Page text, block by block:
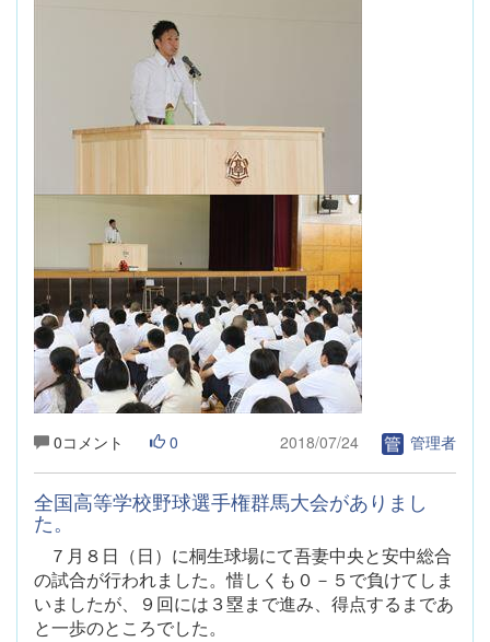
0コメント 0 2018/07/24 管理者
全国高等学校野球選手権群馬大会がありまし
た。
７月８日（日）に桐生球場にて吾妻中央と安中総合
の試合が行われました。惜しくも０－５で負けてしま
いましたが、９回には３塁まで進み、得点するまであ
と一歩のところでした。